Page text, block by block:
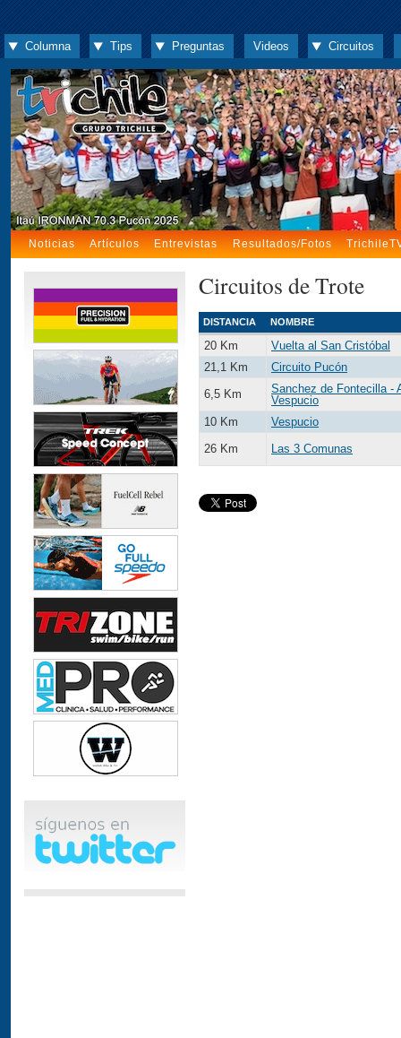
Columna Tips Preguntas Videos Circuitos
Noticias Artículos Entrevistas Resultados/Fotos
Circuitos de Trote
DISTANCIA NOMBRE
20 Km
Vuelta al San Cristóbal
21,1 Km
Circuito Pucón
6,5 Km
Sanchez de Fontecilla -
Vespucio
10 Km
Vespucio
26 Km
Las 3 Comunas